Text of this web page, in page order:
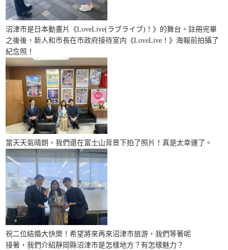
沼津市是日本動畫片《LoveLive(ラブライブ)！》的舞台。註冊完畢
之後後，新人和市長在市政府接待室内《LoveLive！》海報前拍攝了
紀念照！
當天天氣晴朗，我們還在富士山背景下拍了照片！真是太幸運了。
祝二位結婚大快樂！希望將來再來沼津市旅游，我們等著呢
接著，我們介紹靜岡縣沼津市是怎樣地方？有怎樣魅力？